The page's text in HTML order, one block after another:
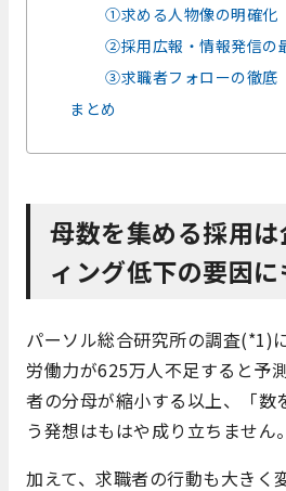
①求める人物像の明確化
②採用広報・情報発信の
③求職者フォローの徹底
まとめ
母数を集める採用
ィング低下の要因に
パーソル総合研究所の調査(*1)
労働力が625万人不足すると予
者の分母が縮小する以上、「数
う発想はもはや成り立ちません。
加えて、求職者の行動も大きく